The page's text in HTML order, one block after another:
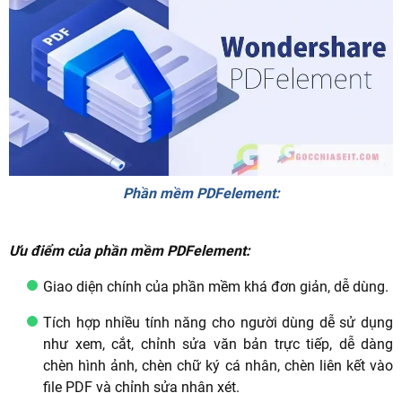
Phần mềm PDFelement:
Ưu điểm của phần mềm PDFelement:
Giao diện chính của phần mềm khá đơn giản, dễ dùng.
Tích hợp nhiều tính năng cho người dùng dễ sử dụng
như xem, cắt, chỉnh sửa văn bản trực tiếp, dễ dàng
chèn hình ảnh, chèn chữ ký cá nhân, chèn liên kết vào
file PDF và chỉnh sửa nhận xét.